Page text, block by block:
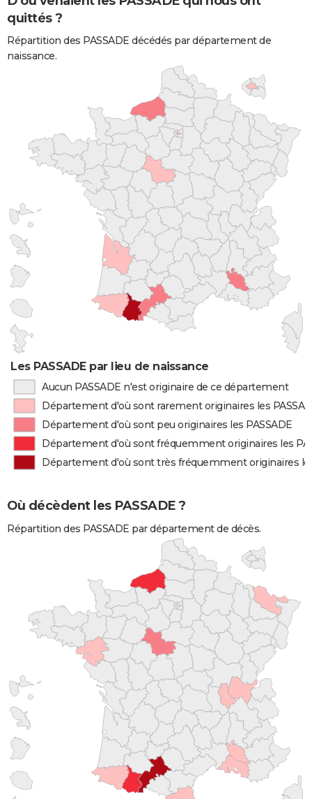
quittés ?
Répartition des PASSADE décédés par département de
naissance.
Les PASSADE par lieu de naissance
Aucun PASSADE n'est originaire de ce département
Département d'où sont rarement originaires les
Département d'où sont peu originaires les PASSADE
Département d'où sont fréquemment originaires les
Département d'où sont très fréquemment originaires
Où décèdent les PASSADE ?
Répartition des PASSADE par département de décès.